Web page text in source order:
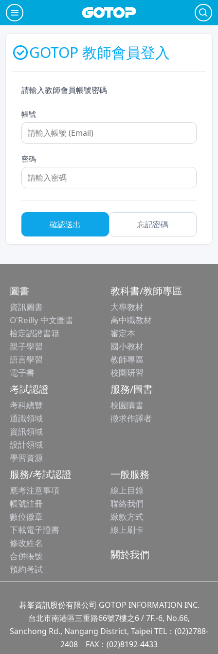
GOTOP 教師會員登入
請輸入教師會員帳號密碼
帳號
密碼
忘記密碼
圖書
資訊圖書
O'Reilly 中文圖書
檢定認證書籍
親子學習
語言學習
電子書
教科書/教師專區
大專教材
高中職教材
審定本
國小教材
教師專區
校園研習
考試認證
考科總覽
通識領域
資訊領域
設計領域
學習資源
服務/圖書
校園購書
徵求作譯者
服務/考試認證
應考注意事項
帳號註冊
數位徽章
下載電子證書
修改姓名
合併帳號
預約考試
一般服務
線上目錄
聯絡我們
繳款方式
線上刷卡
關於我們
碁峯資訊股份有限公司 GOTOP INFORMATION INC.
台北市南港區三重路66號7樓之6 / 7F.-6, No.66,
Sanchong Rd., Nangang District, Taipei TEL：(02)2788-
2408 FAX：(02)8192-4433